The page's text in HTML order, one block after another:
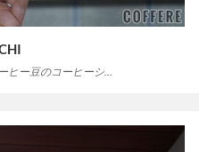
ヒー豆のコーヒーシ…